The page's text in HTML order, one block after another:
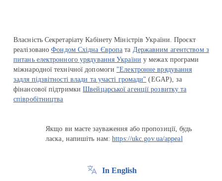
Власність Секретаріату Кабінету Міністрів України. Проєкт
реалізованоФондом Східна Європа та Державним агентством з
питань електронного урядування України у межах програми
міжнародної технічної допомоги "Електронне врядування
задля підзвітності влади та участі громади" (EGAP), за
фінансової підтримкиШвейцарської агенції розвитку та
співробітництва
Якщо ви маєте зауваження або пропозиції, будь
ласка, напишіть нам:https://ukc.gov.ua/appeal
In English